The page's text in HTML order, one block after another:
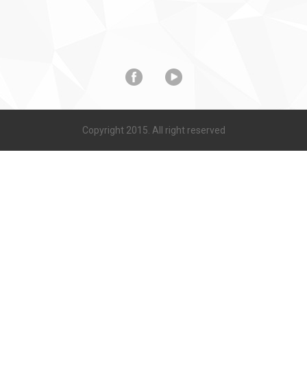
Copyright 2015. All right reserved